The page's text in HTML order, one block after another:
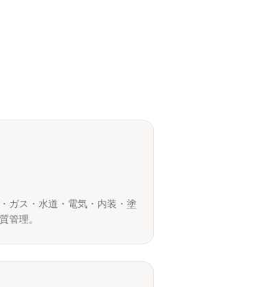
ガス・水道・電気・内装・塗
管理。